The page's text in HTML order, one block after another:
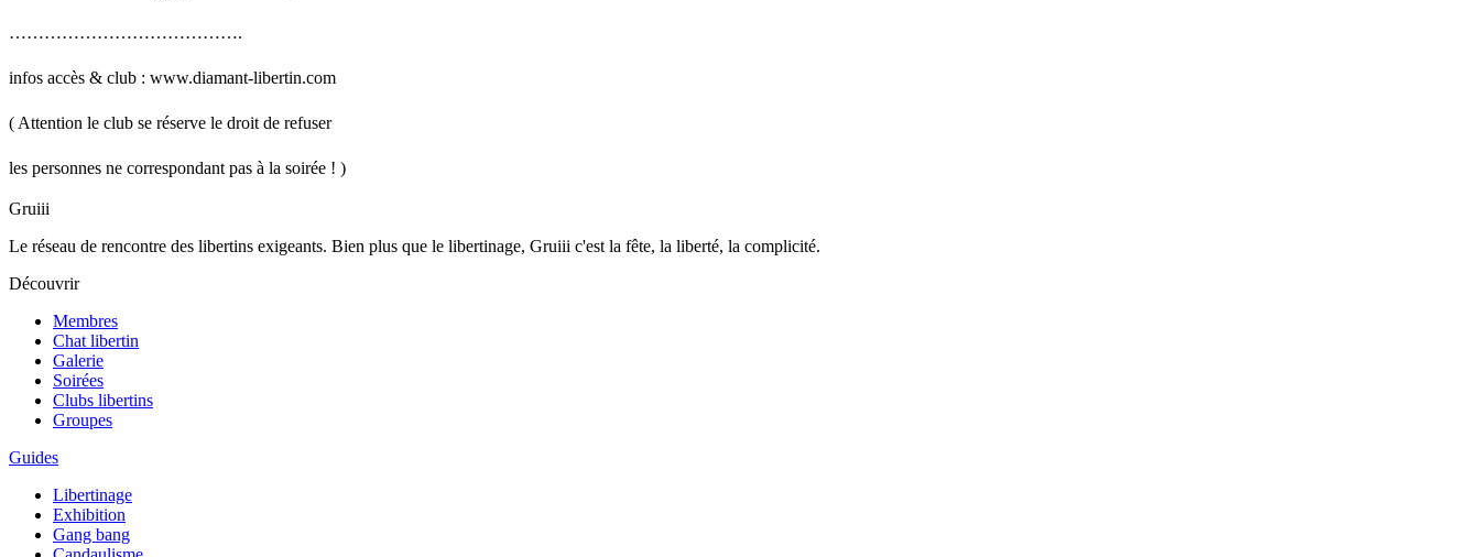
………………………………….
infos accès & club : www.diamant-libertin.com
( Attention le club se réserve le droit de refuser
les personnes ne correspondant pas à la soirée ! )
Gruiii
Le réseau de rencontre des libertins exigeants. Bien plus que le libertinage, Gruiii c'est la fête, la liberté, la complicité.
Découvrir
Membres
Chat libertin
Galerie
Soirées
Clubs libertins
Groupes
Guides
Libertinage
Exhibition
Gang bang